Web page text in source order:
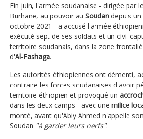
Fin juin, l'armée soudanaise - dirigée par
Burhane, au pouvoir au Soudan depuis
octobre 2021 - a accusé l'armée
exécuté sept de ses soldats et un civil
territoire soudanais, dans la zone
d'Al-Fashaga.
Les autorités éthiopiennes ont démenti,
contraire les forces soudanaises d'avoir
territoire éthiopien et provoqué un
dans les deux camps - avec une milice
monté, avant qu'Abiy Ahmed n'appelle
Soudan "à garder leurs nerfs".